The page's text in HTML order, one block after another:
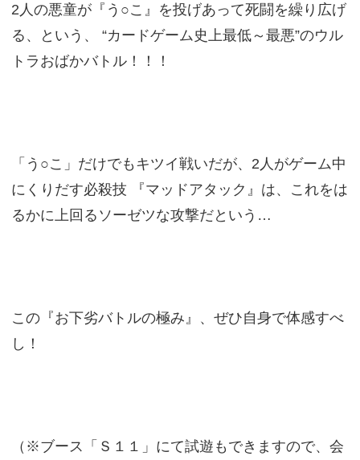
2人の悪童が『う○こ』を投げあって死闘を繰り広げ
る、という、 “カードゲーム史上最低～最悪”のウル
トラおばかバトル！！！
「う○こ」だけでもキツイ戦いだが、2人がゲーム中
にくりだす必殺技 『マッドアタック』は、これをは
るかに上回るソーゼツな攻撃だという…
この『お下劣バトルの極み』、ぜひ自身で体感すべ
し！
（※ブース「Ｓ１１」にて試遊もできますので、会